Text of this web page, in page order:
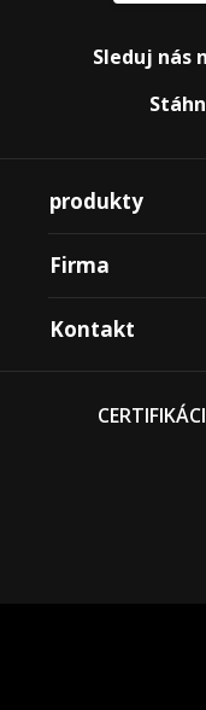
Sleduj nás
produkty
Firma
Kontakt